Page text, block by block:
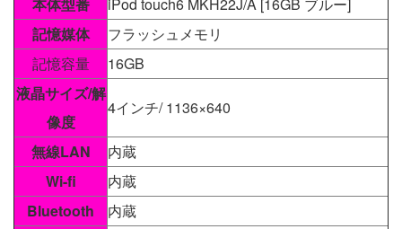
本体型番
iPod touch6 MKH22J/A [16GB ブルー]
記憶媒体
フラッシュメモリ
記憶容量
16GB
液晶サイズ/解
像度
4インチ/ 1136×640
無線LAN
内蔵
Wi-fi
内蔵
Bluetooth
内蔵